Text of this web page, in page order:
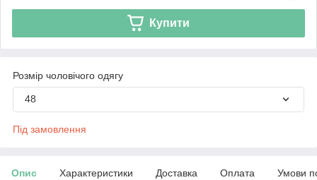
Купити
Розмір чоловічого одягу
48
Під замовлення
Опис Характеристики Доставка Оплата Умови